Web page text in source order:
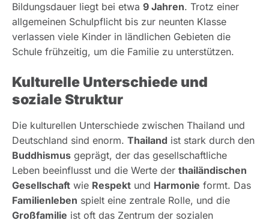
Bildungsdauer liegt bei etwa 9 Jahren. Trotz einer
allgemeinen Schulpflicht bis zur neunten Klasse
verlassen viele Kinder in ländlichen Gebieten die
Schule frühzeitig, um die Familie zu unterstützen.
Kulturelle Unterschiede und
soziale Struktur
Die kulturellen Unterschiede zwischen Thailand und
Deutschland sind enorm. Thailand ist stark durch den
Buddhismus geprägt, der das gesellschaftliche
Leben beeinflusst und die Werte der thailändischen
Gesellschaft wie Respekt und Harmonie formt. Das
Familienleben spielt eine zentrale Rolle, und die
Großfamilie ist oft das Zentrum der sozialen